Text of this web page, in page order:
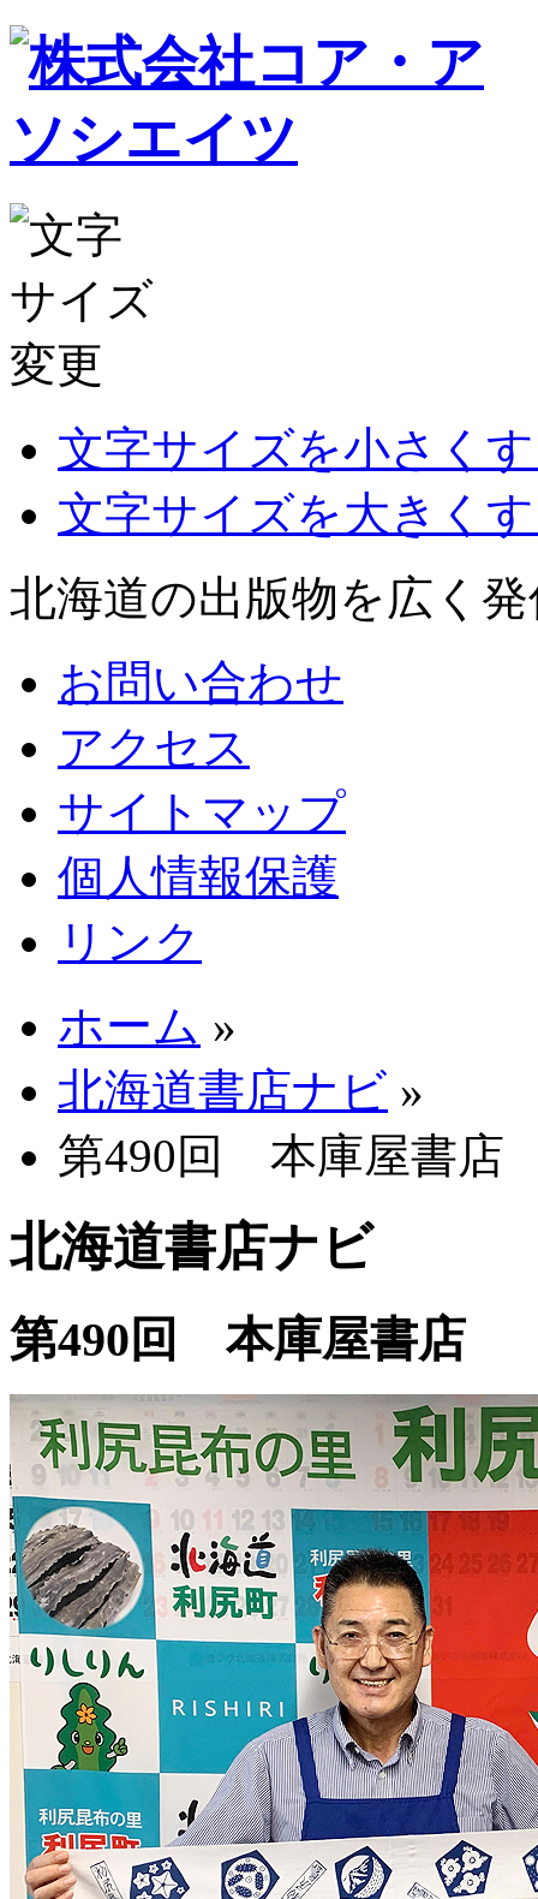
文字サイズを小さく
文字サイズを大きく
北海道の出版物を広く
お問い合わせ
アクセス
サイトマップ
個人情報保護
リンク
ホーム »
北海道書店ナビ »
第490回 本庫屋書店
北海道書店ナビ
第490回 本庫屋書店